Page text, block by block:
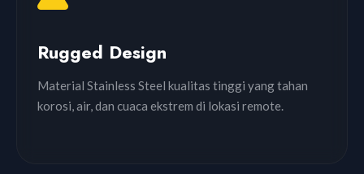
Rugged Design
Material Stainless Steel kualitas tinggi yang tahan
korosi, air, dan cuaca ekstrem di lokasi remote.